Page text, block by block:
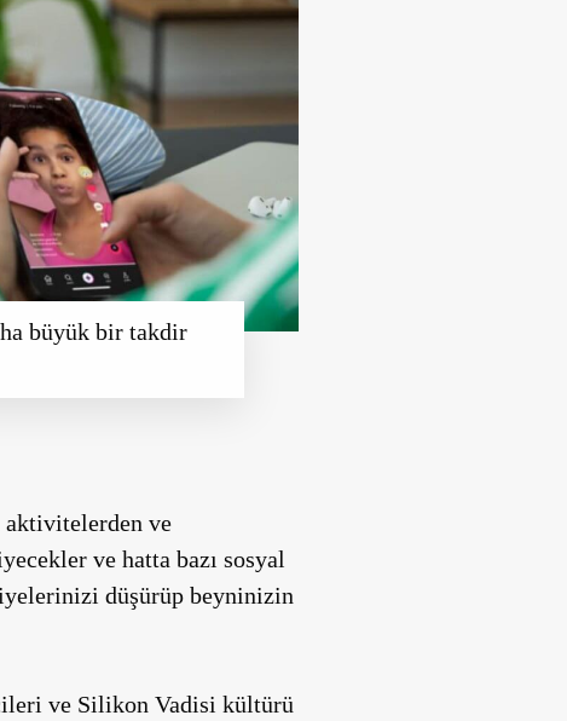
büyük bir takdir
aktivitelerden ve
ve hatta bazı sosyal
düşürüp beyninizin
ve Silikon Vadisi kültürü